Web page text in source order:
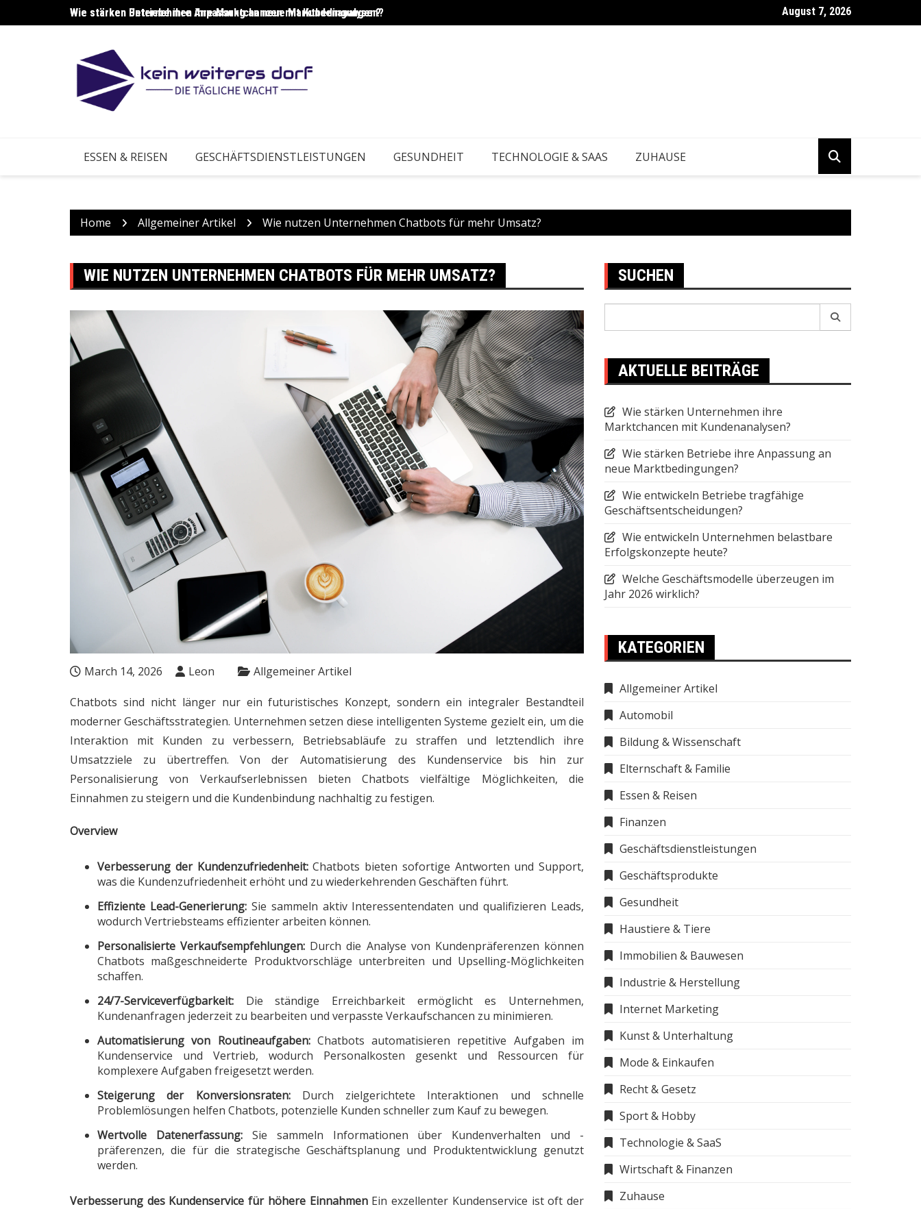
to
Wie stärken Unternehmen ihre Marktchancen mit Kundenanalysen?
Wie stärken Betriebe ihre Anpassung an neue Marktbedingungen? Wie entwickeln Betriebe tragfähige Geschäftsentscheidungen?
August 7, 2026
ESSEN & REISEN GESCHÄFTSDIENSTLEISTUNGEN GESUNDHEIT TECHNOLOGIE & SAAS ZUHAUSE
Home Allgemeiner Artikel Wie nutzen Unternehmen Chatbots für mehr Umsatz?
WIE NUTZEN UNTERNEHMEN CHATBOTS FÜR MEHR UMSATZ?
March 14, 2026 Leon Allgemeiner Artikel
Chatbots sind nicht länger nur ein futuristisches Konzept, sondern ein integraler Bestandteil
moderner Geschäftsstrategien. Unternehmen setzen diese intelligenten Systeme gezielt ein, um die
Interaktion mit Kunden zu verbessern, Betriebsabläufe zu straffen und letztendlich ihre
Umsatzziele zu übertreffen. Von der Automatisierung des Kundenservice bis hin zur
Personalisierung von Verkaufserlebnissen bieten Chatbots vielfältige Möglichkeiten, die
Einnahmen zu steigern und die Kundenbindung nachhaltig zu festigen.
Overview
Verbesserung der Kundenzufriedenheit:Chatbots bieten sofortige Antworten und Support,
was die Kundenzufriedenheit erhöht und zu wiederkehrenden Geschäften führt.
Effiziente Lead-Generierung:Sie sammeln aktiv Interessentendaten und qualifizieren Leads,
wodurch Vertriebsteams effizienter arbeiten können.
Personalisierte Verkaufsempfehlungen: Durch die Analyse von Kundenpräferenzen können
Chatbots maßgeschneiderte Produktvorschläge unterbreiten und Upselling-Möglichkeiten
schaffen.
24/7-Serviceverfügbarkeit: Die ständige Erreichbarkeit ermöglicht es Unternehmen,
Kundenanfragen jederzeit zu bearbeiten und verpasste Verkaufschancen zu minimieren.
Automatisierung von Routineaufgaben:Chatbots automatisieren repetitive Aufgaben im
Kundenservice und Vertrieb, wodurch Personalkosten gesenkt und Ressourcen für
komplexere Aufgaben freigesetzt werden.
Steigerung der Konversionsraten:Durch zielgerichtete Interaktionen und schnelle
Problemlösungen helfen Chatbots, potenzielle Kunden schneller zum Kauf zu bewegen.
Wertvolle Datenerfassung:Sie sammeln Informationen über Kundenverhalten und -
präferenzen, die für die strategische Geschäftsplanung und Produktentwicklung genutzt
werden.
Verbesserung des Kundenservice für höhere EinnahmenEin exzellenter Kundenservice ist oft der
SUCHEN
AKTUELLE BEITRÄGE
Wie stärken Unternehmen ihre
Marktchancen mit Kundenanalysen?
Wie stärken Betriebe ihre Anpassung an
neue Marktbedingungen?
Wie entwickeln Betriebe tragfähige
Geschäftsentscheidungen?
Wie entwickeln Unternehmen belastbare
Erfolgskonzepte heute?
Welche Geschäftsmodelle überzeugen im
Jahr 2026 wirklich?
KATEGORIEN
Allgemeiner Artikel
Automobil
Bildung & Wissenschaft
Elternschaft & Familie
Essen & Reisen
Finanzen
Geschäftsdienstleistungen
Geschäftsprodukte
Gesundheit
Haustiere & Tiere
Immobilien & Bauwesen
Industrie & Herstellung
Internet Marketing
Kunst & Unterhaltung
Mode & Einkaufen
Recht & Gesetz
Sport & Hobby
Technologie & SaaS
Wirtschaft & Finanzen
Zuhause